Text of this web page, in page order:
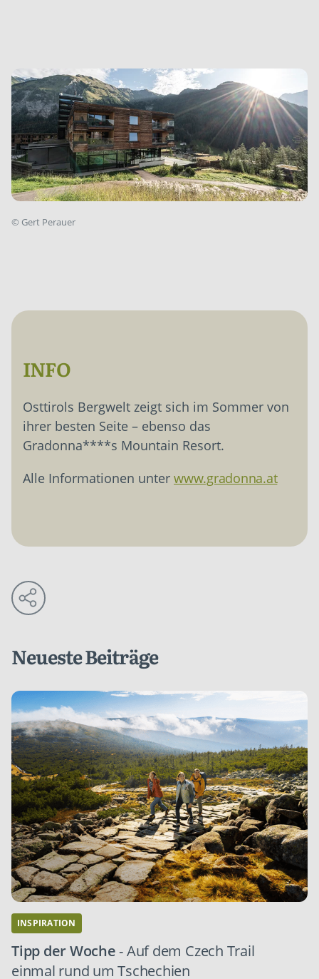
© Gert Perauer
INFO
Osttirols Bergwelt zeigt sich im Sommer von
ihrer besten Seite – ebenso das
Gradonna****s Mountain Resort.
Alle Informationen unter www.gradonna.at
Neueste Beiträge
INSPIRATION
Tipp der Woche- Auf dem Czech Trail
einmal rund um Tschechien